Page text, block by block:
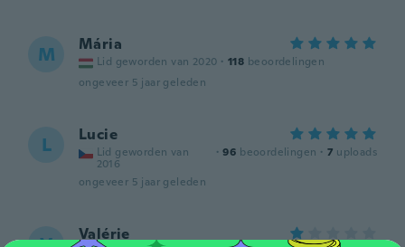
M Mária
Lid geworden van 2020 · 118 beoordelingen
ongeveer 5 jaar geleden
L Lucie
Lid geworden van
2016
· 96 beoordelingen · 7 uploads
ongeveer 5 jaar geleden
Valérie